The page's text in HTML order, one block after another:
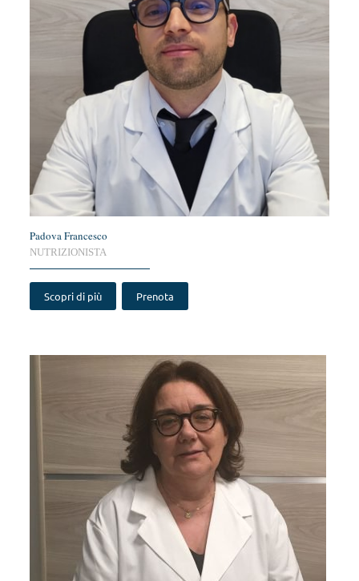
Padova Francesco
NUTRIZIONISTA
Scopri di più Prenota